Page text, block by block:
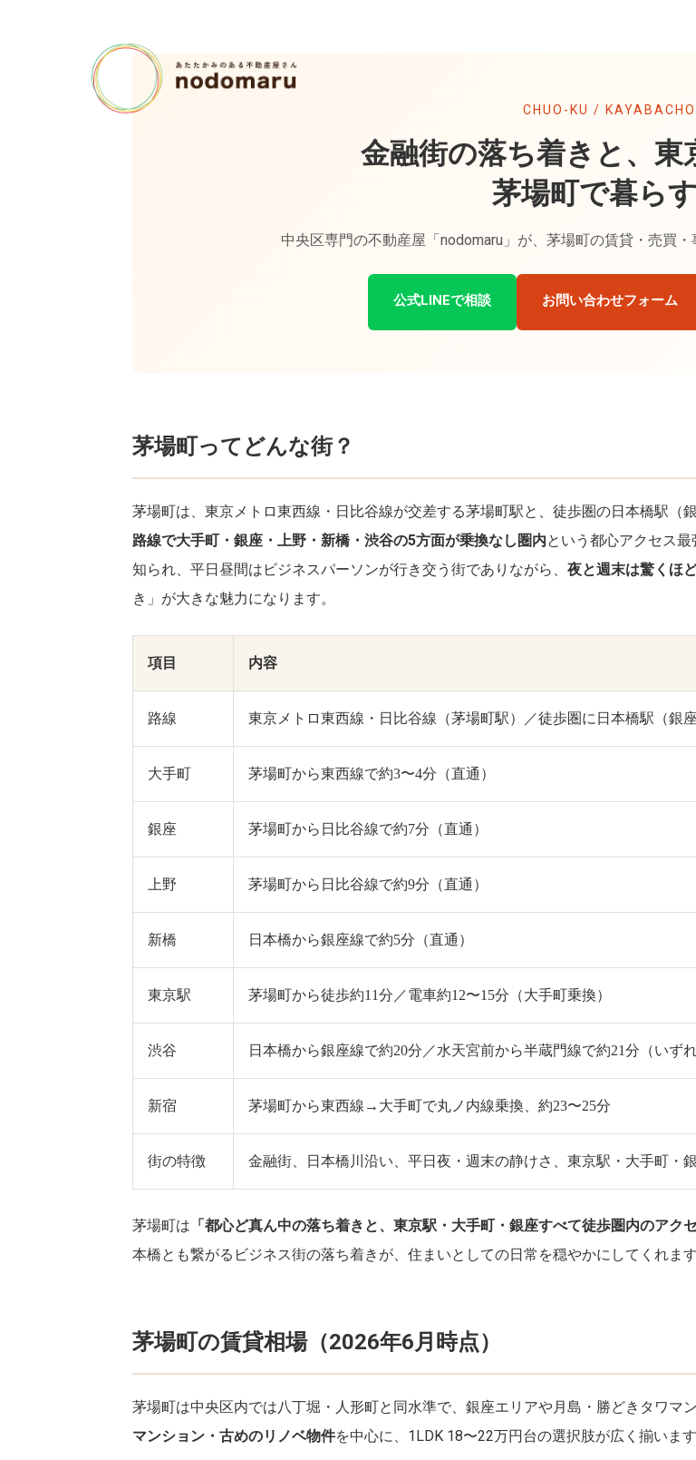
CHUO-KU / KAYABACHO
金融街の落ち着きと、東
茅場町で暮らす
中央区専門の不動産屋「nodomaru」が、茅場町の賃貸・売買・
公式LINEで相談 お問い合わせフォーム
茅場町ってどんな街？
茅場町は、東京メトロ東西線・日比谷線が交差する茅場町駅と、徒歩圏の日本橋駅（
路線で大手町・銀座・上野・新橋・渋谷の5方面が乗換なし圏内という都心アクセス
知られ、平日昼間はビジネスパーソンが行き交う街でありながら、 夜と週末は驚くほ
き」が大きな魅力になります。
項目 内容
路線 東京メトロ東西線・日比谷線（茅場町駅）／徒歩圏に日本橋駅（銀
大手町 茅場町から東西線で約3〜4分（直通）
銀座 茅場町から日比谷線で約7分（直通）
上野 茅場町から日比谷線で約9分（直通）
新橋 日本橋から銀座線で約5分（直通）
東京駅 茅場町から徒歩約11分／電車約12〜15分（大手町乗換）
渋谷 日本橋から銀座線で約20分／水天宮前から半蔵門線で約21分（いずれ
新宿 茅場町から東西線→大手町で丸ノ内線乗換、約23〜25分
街の特徴 金融街、日本橋川沿い、平日夜・週末の静けさ、東京駅・大手町・
茅場町は 「都心ど真ん中の落ち着きと、東京駅・大手町・銀座すべて徒歩圏内のアクセ
本橋とも繋がるビジネス街の落ち着きが、住まいとしての日常を穏やかにしてくれます
茅場町の賃貸相場（2026年6月時点）
茅場町は中央区内では八丁堀・人形町と同水準で、銀座エリアや月島・勝どきタワマ
マンション・古めのリノベ物件を中心に、1LDK 18〜22万円台の選択肢が広く揃います